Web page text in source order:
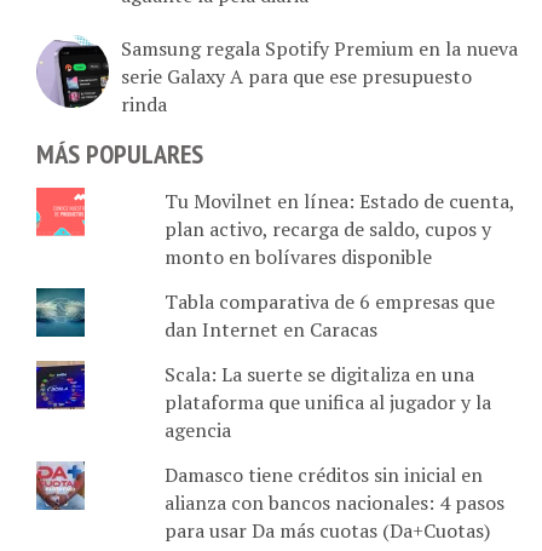
Samsung regala Spotify Premium en la nueva
serie Galaxy A para que ese presupuesto
rinda
MÁS POPULARES
Tu Movilnet en línea: Estado de cuenta,
plan activo, recarga de saldo, cupos y
monto en bolívares disponible
Tabla comparativa de 6 empresas que
dan Internet en Caracas
Scala: La suerte se digitaliza en una
plataforma que unifica al jugador y la
agencia
Damasco tiene créditos sin inicial en
alianza con bancos nacionales: 4 pasos
para usar Da más cuotas (Da+Cuotas)